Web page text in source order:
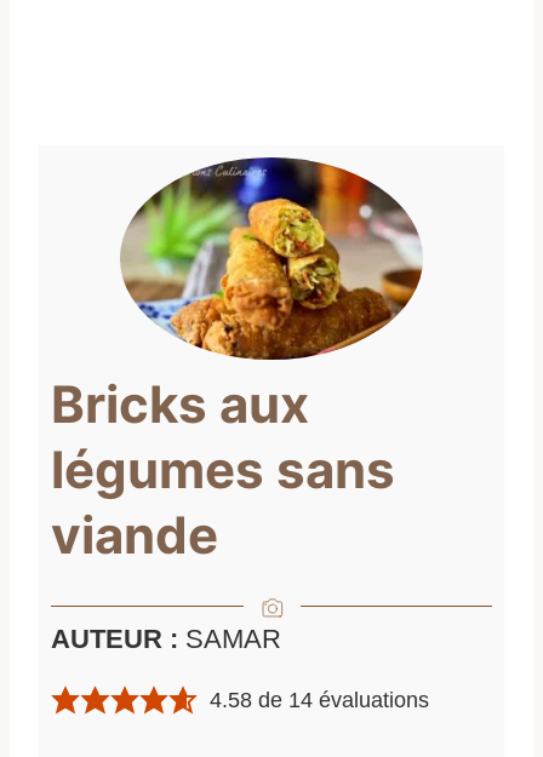
Bricks aux
légumes sans
viande
AUTEUR : SAMAR
4.58 de 14 évaluations